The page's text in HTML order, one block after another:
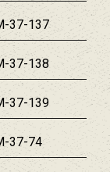
37-137
37-138
37-139
37-74